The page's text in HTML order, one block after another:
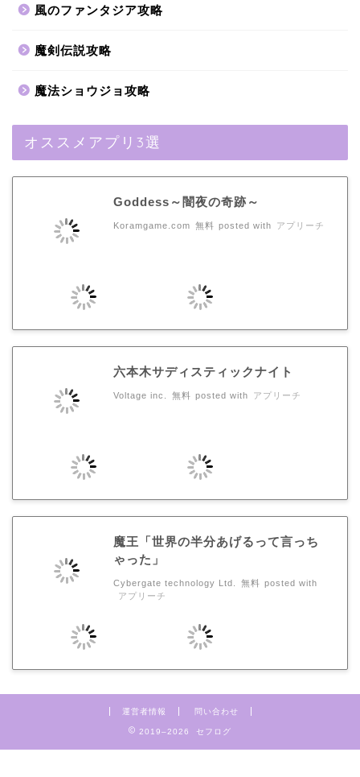
風のファンタジア攻略
魔剣伝説攻略
魔法ショウジョ攻略
オススメアプリ3選
Goddess～闇夜の奇跡～
Koramgame.com 無料 posted with アプリーチ
六本木サディスティックナイト
Voltage inc. 無料 posted with アプリーチ
魔王「世界の半分あげるって言っち
ゃった」
Cybergate technology Ltd. 無料 posted with
アプリーチ
運営者情報 問い合わせ
2019–2026 セフログ